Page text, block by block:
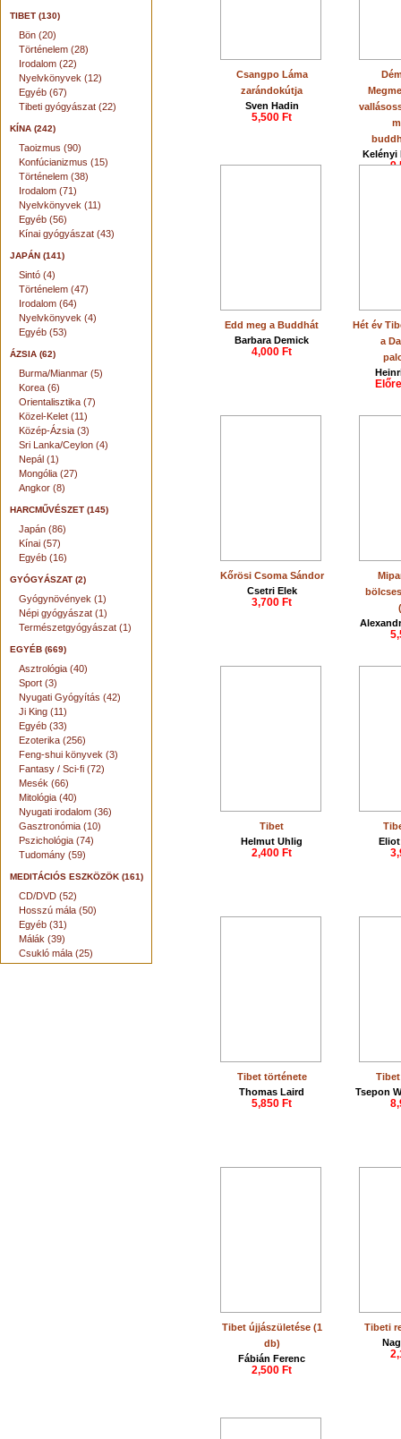
TIBET (130)
Bön (20)
Történelem (28)
Irodalom (22)
Nyelvkönyvek (12)
Egyéb (67)
Tibeti gyógyászat (22)
KÍNA (242)
Taoizmus (90)
Konfúcianizmus (15)
Történelem (38)
Irodalom (71)
Nyelvkönyvek (11)
Egyéb (56)
Kínai gyógyászat (43)
JAPÁN (141)
Sintó (4)
Történelem (47)
Irodalom (64)
Nyelvkönyvek (4)
Egyéb (53)
ÁZSIA (62)
Burma/Mianmar (5)
Korea (6)
Orientalisztika (7)
Közel-Kelet (11)
Közép-Ázsia (3)
Sri Lanka/Ceylon (4)
Nepál (1)
Mongólia (27)
Angkor (8)
HARCMŰVÉSZET (145)
Japán (86)
Kínai (57)
Egyéb (16)
GYÓGYÁSZAT (2)
Gyógynövények (1)
Népi gyógyászat (1)
Természetgyógyászat (1)
EGYÉB (669)
Asztrológia (40)
Sport (3)
Nyugati Gyógyítás (42)
Ji King (11)
Egyéb (33)
Ezoterika (256)
Feng-shui könyvek (3)
Fantasy / Sci-fi (72)
Mesék (66)
Mitológia (40)
Nyugati irodalom (36)
Gasztronómia (10)
Pszichológia (74)
Tudomány (59)
MEDITÁCIÓS ESZKÖZÖK (161)
CD/DVD (52)
Hosszú mála (50)
Egyéb (31)
Málák (39)
Csukló mála (25)
Csangpo Láma
zarándokútja
Sven Hadin
5,500 Ft
Kelényi
Edd meg a Buddhát
Barbara Demick
4,000 Ft
Hét év
a
Kőrösi Csoma Sándor
Csetri Elek
3,700 Ft
Tibet
Helmut Uhlig
2,400 Ft
Tibet története
Thomas Laird
5,850 Ft
Tsepon
Tibet újjászületése (1
db)
Fábián Ferenc
2,500 Ft
Tibeti